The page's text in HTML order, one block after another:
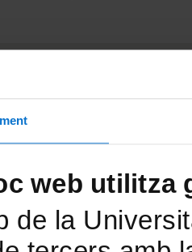
web utilitza
de la